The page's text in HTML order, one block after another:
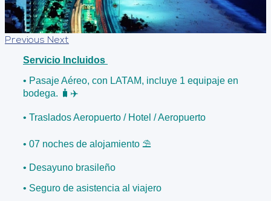
Previous Next
Servicio Incluidos
• Pasaje Aéreo, con LATAM, incluye 1 equipaje en
bodega. 🧳✈️
• Traslados Aeropuerto / Hotel / Aeropuerto
• 07 noches de alojamiento ⛱️
• Desayuno brasileño
• Seguro de asistencia al viajero